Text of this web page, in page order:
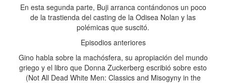
En esta segunda parte, Buji arranca contándonos un poco
de la trastienda del casting de la Odisea Nolan y las
polémicas que suscitó.
Episodios anteriores
Gino habla sobre la machósfera, su apropiación del mundo
griego y el libro que Donna Zuckerberg escribió sobre esto
(Not All Dead White Men: Classics and Misogyny in the